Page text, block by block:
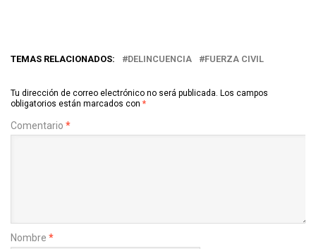
TEMAS RELACIONADOS: DELINCUENCIA FUERZA CIVIL
Tu dirección de correo electrónico no será publicada. Los campos
obligatorios están marcados con *
Comentario *
Nombre *